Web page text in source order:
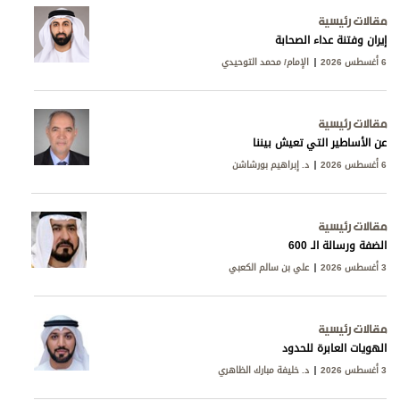
مقالات رئيسية
إيران وفتنة عداء الصحابة
6 أغسطس 2026 الإمام/ محمد التوحيدي
مقالات رئيسية
عن الأساطير التي تعيش بيننا
6 أغسطس 2026 د. إبراهيم بورشاشن
مقالات رئيسية
الضفة ورسالة الـ 600
3 أغسطس 2026 علي بن سالم الكعبي
مقالات رئيسية
الهويات العابرة للحدود
3 أغسطس 2026 د. خليفة مبارك الظاهري